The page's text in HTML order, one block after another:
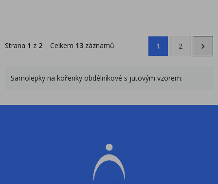
Strana 1 z 2 Celkem 13 záznamů 1 2
Samolepky na kořenky obdélníkové s jutovým vzorem.